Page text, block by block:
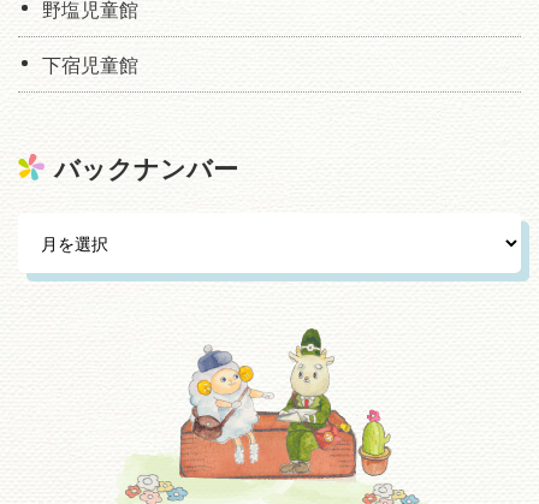
野塩児童館
下宿児童館
バックナンバー